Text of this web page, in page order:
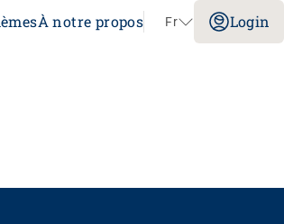
À notre propos Fr Login
Interlaken